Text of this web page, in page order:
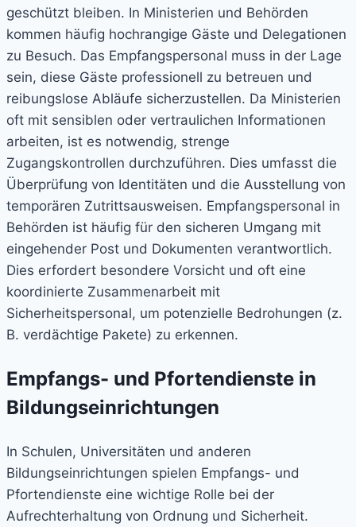
geschützt bleiben. In Ministerien und Behörden
kommen häufig hochrangige Gäste und Delegationen
zu Besuch. Das Empfangspersonal muss in der Lage
sein, diese Gäste professionell zu betreuen und
reibungslose Abläufe sicherzustellen. Da Ministerien
oft mit sensiblen oder vertraulichen Informationen
arbeiten, ist es notwendig, strenge
Zugangskontrollen durchzuführen. Dies umfasst die
Überprüfung von Identitäten und die Ausstellung von
temporären Zutrittsausweisen. Empfangspersonal in
Behörden ist häufig für den sicheren Umgang mit
eingehender Post und Dokumenten verantwortlich.
Dies erfordert besondere Vorsicht und oft eine
koordinierte Zusammenarbeit mit
Sicherheitspersonal, um potenzielle Bedrohungen (z.
B. verdächtige Pakete) zu erkennen.
Empfangs- und Pfortendienste in
Bildungseinrichtungen
In Schulen, Universitäten und anderen
Bildungseinrichtungen spielen Empfangs- und
Pfortendienste eine wichtige Rolle bei der
Aufrechterhaltung von Ordnung und Sicherheit.